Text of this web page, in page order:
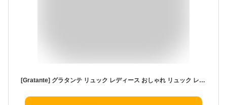
[Gratante] グラタンテ リュック レディース おしゃれ リュック レディース ナイロン 9ポケット 超軽量ナイロン 大人 多い バックパック 通勤通学 大容量 実用的 マザーズバック バック ママバッグ 四角い abb-g0016 (モカ)